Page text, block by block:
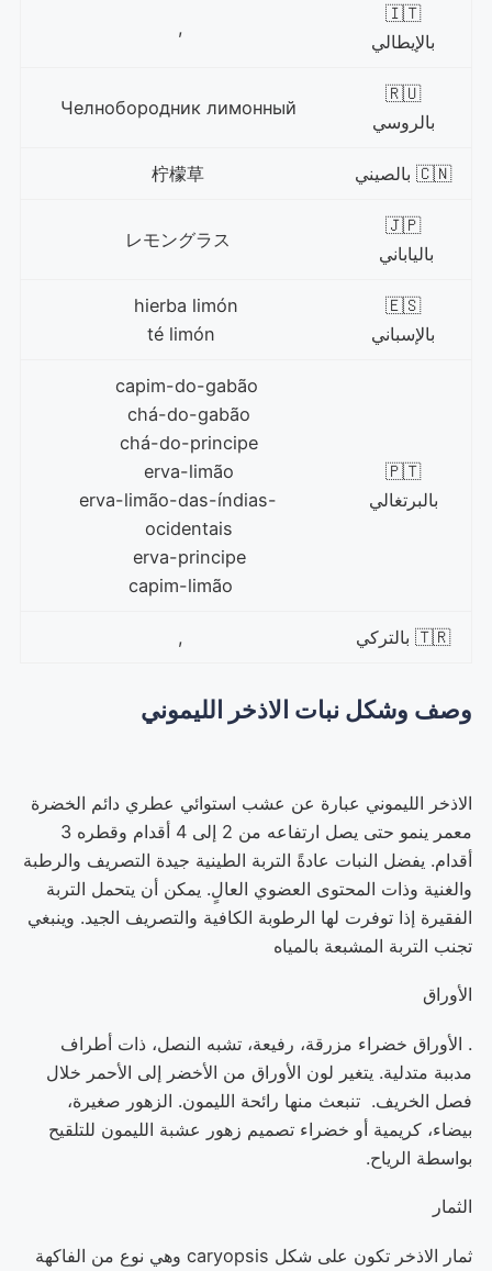
🇮🇹
بالإيطالي
,
🇷🇺
بالروسي
🇨🇳 بالصيني
🇯🇵
بالياباني
🇪🇸
بالإسباني
té limón
🇵🇹
بالبرتغالي
chá-do-gabão
chá-do-principe
erva-limão
erva-limão-das-índias-
ocidentais
erva-principe
capim-limão
🇹🇷 بالتركي ,
وصف وشكل نبات الاذخر الليموني
الاذخر الليموني عبارة عن عشب استوائي عطري دائم الخضرة
معمر ينمو حتى يصل ارتفاعه من 2 إلى 4 أقدام وقطره 3
أقدام. يفضل النبات عادةً التربة الطينية جيدة التصريف والرطبة
والغنية وذات المحتوى العضوي العالٍ. يمكن أن يتحمل التربة
الفقيرة إذا توفرت لها الرطوبة الكافية والتصريف الجيد. وينبغي
تجنب التربة المشبعة بالمياه
الأوراق
. الأوراق خضراء مزرقة، رفيعة، تشبه النصل، ذات أطراف
مدببة متدلية. يتغير لون الأوراق من الأخضر إلى الأحمر خلال
فصل الخريف. تنبعث منها رائحة الليمون. الزهور صغيرة،
بيضاء، كريمية أو خضراء تصميم زهور عشبة الليمون للتلقيح
بواسطة الرياح.
الثمار
ثمار الاذخر تكون على شكل caryopsis وهي نوع من الفاكهة